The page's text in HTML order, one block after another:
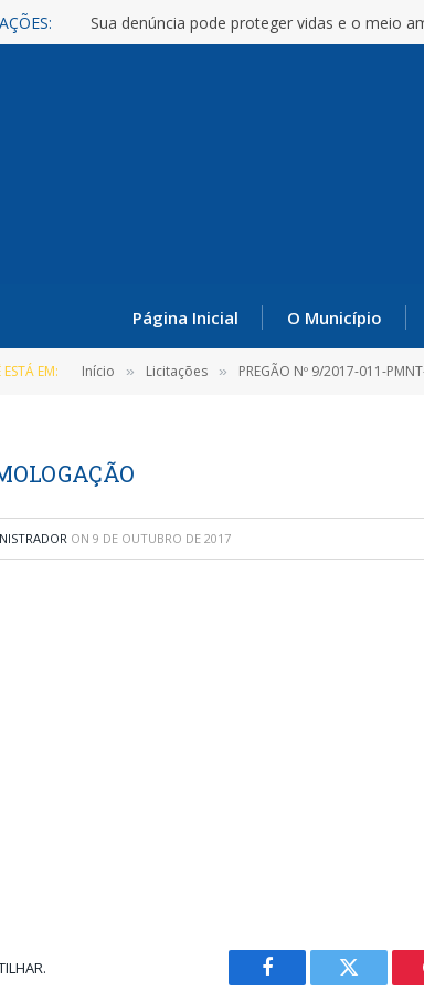
Sua denúncia pode proteger vidas e o meio
Página Inicial O Município
EM: Início » Licitações » PREGÃO Nº 9/2017-011-
ON 9 DE OUTUBRO DE 2017
Facebook Twitter